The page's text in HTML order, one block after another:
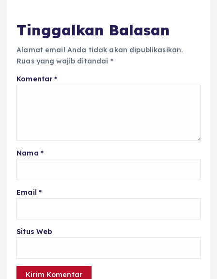
Tinggalkan Balasan
Alamat email Anda tidak akan dipublikasikan.
Ruas yang wajib ditandai *
Komentar*
Nama *
Email *
Situs Web